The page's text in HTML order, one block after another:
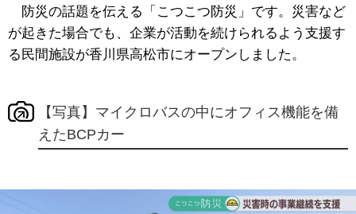
防災の話題を伝える「こつこつ防災」です。災害など
が起きた場合でも、企業が活動を続けられるよう支援す
る民間施設が香川県高松市にオープンしました。
【写真】マイクロバスの中にオフィス機能を備
えたBCPカー